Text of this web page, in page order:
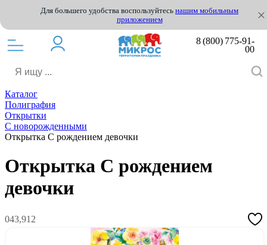
Для большего удобства воспользуйтесь нашим мобильным
приложением
8 (800) 775-91-
00
Каталог
Полиграфия
Открытки
С новорожденными
Открытка С рождением девочки
Открытка С рождением
девочки
043,912